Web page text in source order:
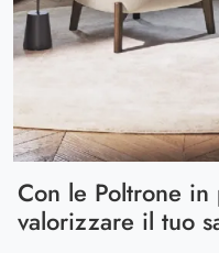
Con le Poltrone
valorizzare il tuo